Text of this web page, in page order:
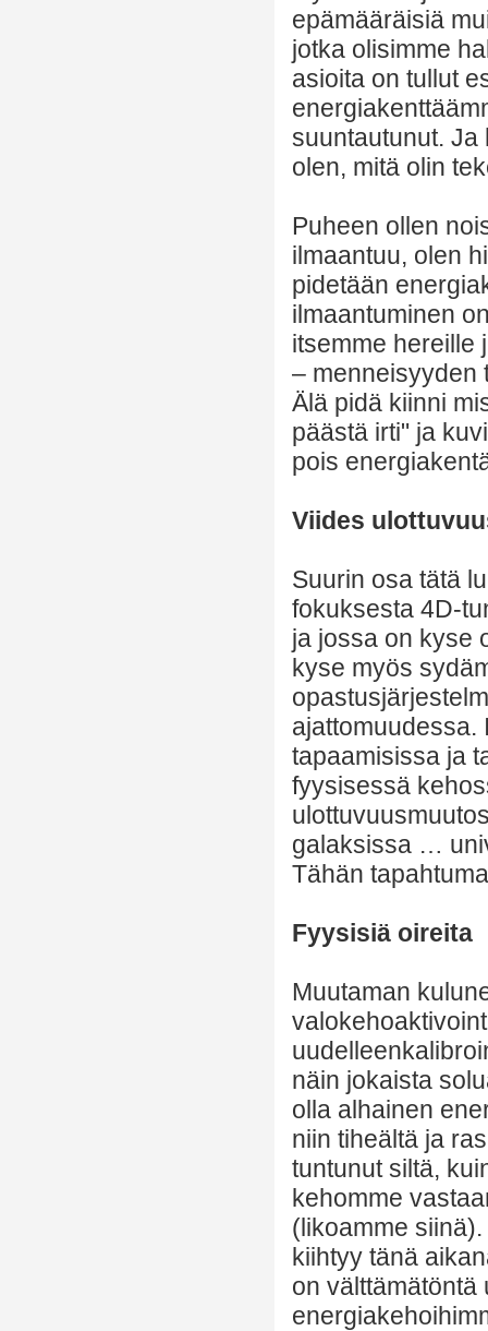
epämääräisiä
jotka olisimme
asioita on tullut
suuntautunut. Ja
olen, mitä olin
Puheen ollen
ilmaantuu, olen
pidetään
ilmaantuminen
itsemme hereille
– menneisyyden
Älä pidä kiinni
päästä irti" ja
pois
Viides
Suurin osa tätä
fokuksesta 4D-
ja jossa on kyse
kyse myös
ajattomuudessa.
tapaamisissa ja
fyysisessä
galaksissa …
Tähän
Fyysisiä oireita
Muutaman
näin jokaista
olla alhainen
niin tiheältä ja
tuntunut siltä,
kehomme
(likoamme
kiihtyy tänä
on